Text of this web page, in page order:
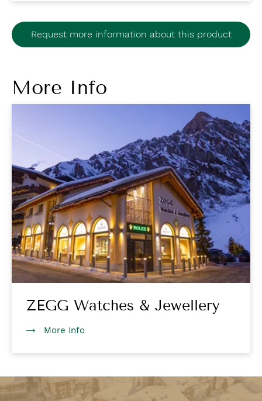
Request more information about this product
More Info
ZEGG Watches & Jewellery
More Info